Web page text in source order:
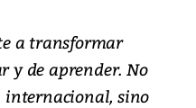
a transformar
y de aprender. No
internacional, sino